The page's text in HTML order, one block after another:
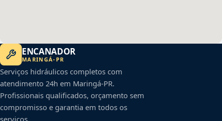
ENCANADOR
MARINGÁ- PR
Serviços hidráulicos completos com
atendimento 24h em Maringá-PR.
Profissionais qualificados, orçamento sem
compromisso e garantia em todos os
serviços.